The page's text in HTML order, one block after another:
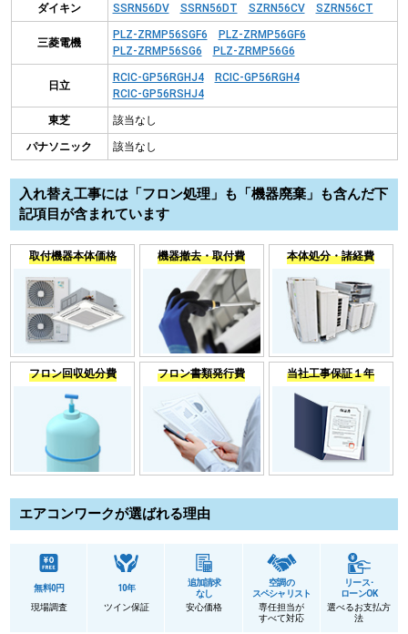
ダイキン SSRN56DV SSRN56DT SZRN56CV SZRN56CT
三菱電機
PLZ-ZRMP56SGF6
PLZ-ZRMP56GF6
PLZ-ZRMP56SG6
PLZ-ZRMP56G6
日立
RCIC-GP56RGHJ4
RCIC-GP56RGH4
RCIC-GP56RSHJ4
東芝 該当なし
パナソニック 該当なし
入れ替え工事には「フロン処理」も「機器廃棄」も含んだ下
記項目が含まれています
取付機器本体価格 機器撤去・取付費 本体処分・諸経費
フロン回収処分費 フロン書類発行費 当社工事保証１年
エアコンワークが選ばれる理由
無料0円
現場調査
10年
ツイン保証
追加請求
なし
安心価格
空調の
スペシャリスト
専任担当が
すべて対応
リース･
ローンOK
選べるお支払方
法